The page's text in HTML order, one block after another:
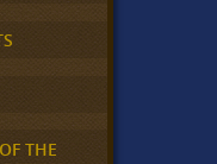
THE